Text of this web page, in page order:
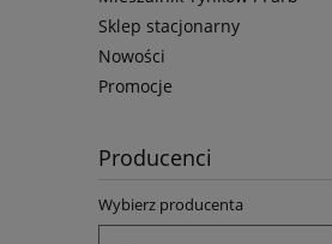
Sklep stacjonarny
Nowości
Promocje
Producenci
Wybierz producenta